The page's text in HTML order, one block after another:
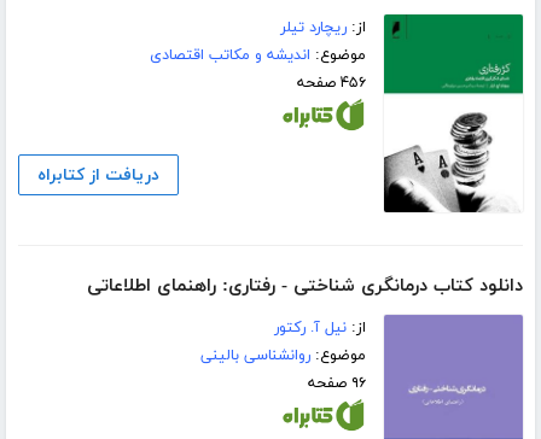
از:ریچارد تیلر
موضوع: اندیشه و مکاتب اقتصادی
۴۵۶ صفحه
دریافت از کتابراه
دانلود کتاب درمانگری شناختی - رفتاری: راهنمای اطلاعاتی
از:نیل آ. رکتور
موضوع:روانشناسی بالینی
۹۶ صفحه